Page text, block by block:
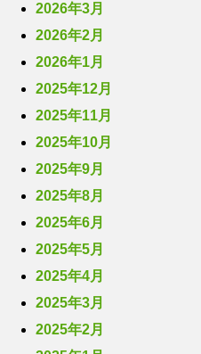
2026年3月
2026年2月
2026年1月
2025年12月
2025年11月
2025年10月
2025年9月
2025年8月
2025年6月
2025年5月
2025年4月
2025年3月
2025年2月